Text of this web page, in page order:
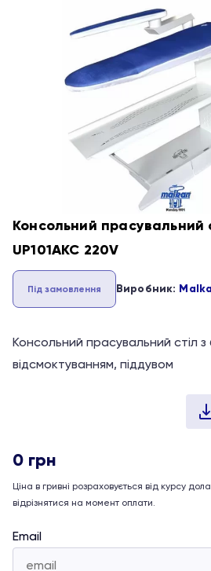
Консольний прасувальний
UP101AKC 220V
Під замовлення Виробник:
Консольний прасувальний стіл з
відсмоктуванням, піддувом
0 грн
Ціна в гривні розраховується від курсу
відрізнятися на момент оплати.
Email